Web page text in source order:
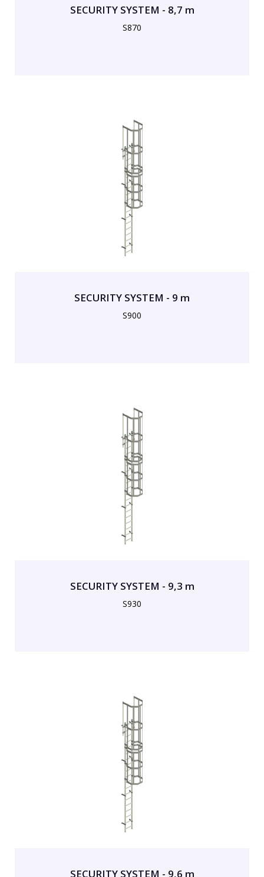
SECURITY SYSTEM - 8,7 m
S870
SECURITY SYSTEM - 9 m
S900
SECURITY SYSTEM - 9,3 m
S930
SECURITY SYSTEM - 9,6 m